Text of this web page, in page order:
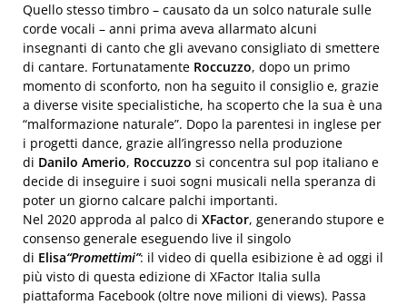
Quello stesso timbro – causato da un solco naturale sulle
corde vocali – anni prima aveva allarmato alcuni
insegnanti di canto che gli avevano consigliato di smettere
di cantare. Fortunatamente Roccuzzo, dopo un primo
momento di sconforto, non ha seguito il consiglio e, grazie
a diverse visite specialistiche, ha scoperto che la sua è una
“malformazione naturale”. Dopo la parentesi in inglese per
i progetti dance, grazie all’ingresso nella produzione
di Danilo Amerio, Roccuzzo si concentra sul pop italiano e
decide di inseguire i suoi sogni musicali nella speranza di
poter un giorno calcare palchi importanti.
Nel 2020 approda al palco di XFactor, generando stupore e
consenso generale eseguendo live il singolo
di Elisa“Promettimi”: il video di quella esibizione è ad oggi il
più visto di questa edizione di XFactor Italia sulla
piattaforma Facebook (oltre nove milioni di views). Passa